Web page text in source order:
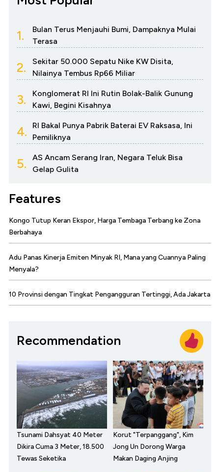
1.
Bulan Terus Menjauhi Bumi, Dampaknya Mulai
Terasa
2.
Sekitar 50.000 Sepatu Nike KW Disita,
Nilainya Tembus Rp66 Miliar
3.
Konglomerat RI Ini Rutin Bolak-Balik Gunung
Kawi, Begini Kisahnya
4.
RI Bakal Punya Pabrik Baterai EV Raksasa, Ini
Pemiliknya
5.
AS Ancam Serang Iran, Negara Teluk Bisa
Gelap Gulita
Features
Kongo Tutup Keran Ekspor, Harga Tembaga Terbang ke Zona
Berbahaya
Adu Panas Kinerja Emiten Minyak RI, Mana yang Cuannya Paling
Menyala?
10 Provinsi dengan Tingkat Pengangguran Tertinggi, Ada Jakarta
Recommendation
Tsunami Dahsyat 40 Meter
Dikira Cuma 3 Meter, 18.500
Tewas Seketika
Korut "Terpanggang", Kim
Jong Un Dorong Warga
Makan Daging Anjing